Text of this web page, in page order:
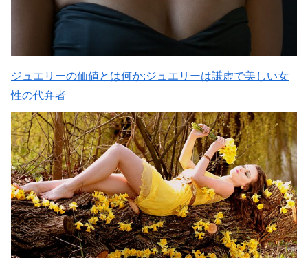
ジュエリーの価値とは何か:ジュエリーは謙虚で美しい女
性の代弁者